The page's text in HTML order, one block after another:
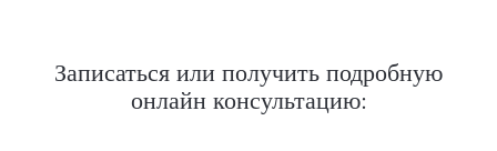
Записаться или получить подробную
онлайн консультацию:
Какой фасон подойдет именно вам?
Как должен сидеть правильно пошитый